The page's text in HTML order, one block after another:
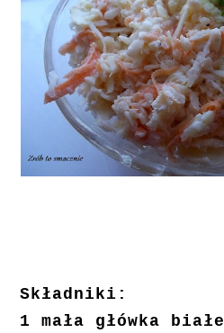
Składniki:
1 mała główka